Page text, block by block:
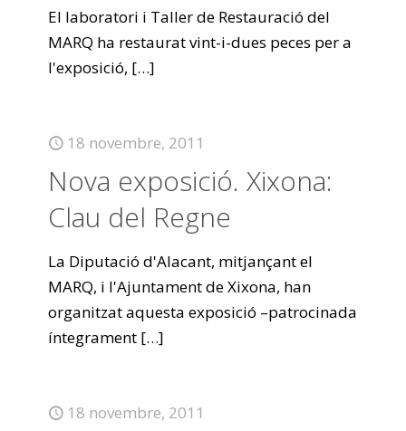
El laboratori i Taller de Restauració del
MARQ ha restaurat vint-i-dues peces per a
l'exposició, […]
18 novembre, 2011
Nova exposició. Xixona:
Clau del Regne
La Diputació d'Alacant, mitjançant el
MARQ, i l'Ajuntament de Xixona, han
organitzat aquesta exposició –patrocinada
íntegrament […]
18 novembre, 2011